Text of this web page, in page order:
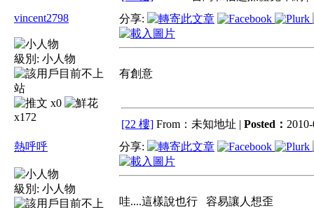
vincent2798
級別: 小人物
x0
x172
分享:
有創意
[22 樓] From：未知地址 | Posted：
熱呼呼
級別: 小人物
分享:
哇....這樣說也行 容易讓人想歪